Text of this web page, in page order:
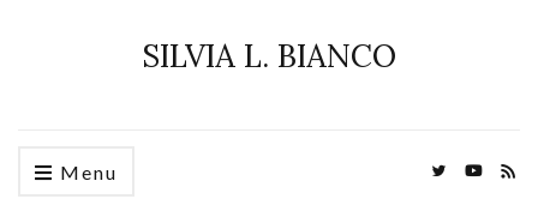
SILVIA L. BIANCO
Menu